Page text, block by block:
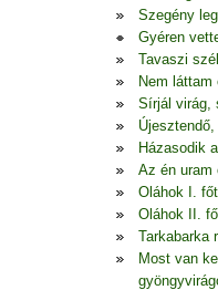
Szegény
Gyéren
Tavaszi
Nem
Sírjál virág,
Házasodik
Az én uram
Oláhok I.
Oláhok II.
Tarkabarka
Most van